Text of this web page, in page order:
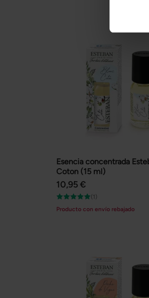
Esencia concentrada
Coton (15 ml)
10,95 €
(1)
Producto con envío rebajado